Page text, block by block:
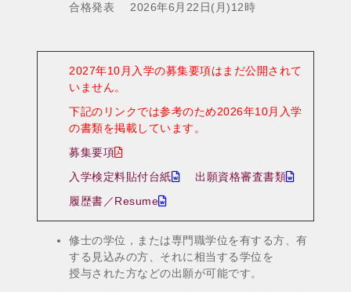
合格発表
2026年6月22日(月)12時
2027年10月入学の募集要項はまだ公開されて
いません。
下記のリンクでは参考のため2026年10月入学
の書類を掲載しています。
募集要項
入学検定料貼付台紙
出願資格審査書類
履歴書／Resume
修士の学位，または専門職学位を有する方、有
する見込みの方、それに相当する学位を
授与された方などの出願が可能です。